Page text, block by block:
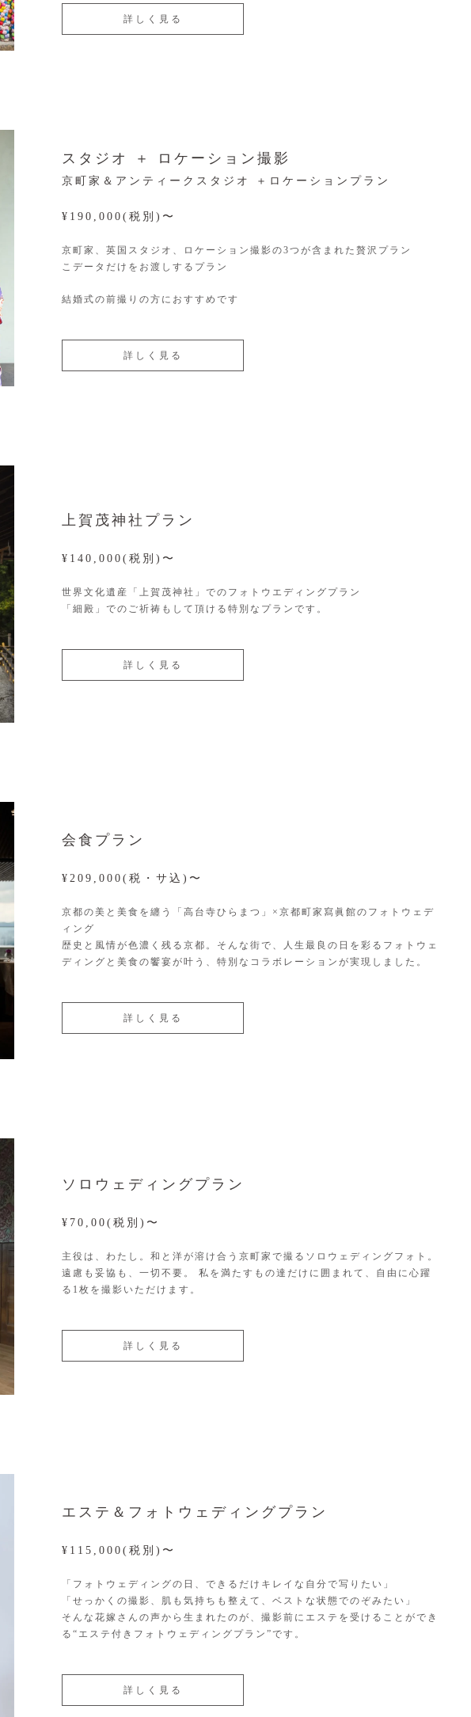
詳しく見る
スタジオ ＋ ロケーション撮影
京町家＆アンティークスタジオ ＋ロケーションプラン
¥190,000(税別)〜
京町家、英国スタジオ、ロケーション撮影の3つが含まれた贅沢プラン
こデータだけをお渡しするプラン
結婚式の前撮りの方におすすめです
詳しく見る
上賀茂神社プラン
¥140,000(税別)〜
世界文化遺産「上賀茂神社」でのフォトウエディングプラン
「細殿」でのご祈祷もして頂ける特別なプランです。
詳しく見る
会食プラン
¥209,000(税・サ込)〜
京都の美と美食を纏う「高台寺ひらまつ」×京都町家寫眞館のフォトウェデ
ィング
歴史と風情が色濃く残る京都。そんな街で、人生最良の日を彩るフォトウェ
ディングと美食の饗宴が叶う、特別なコラボレーションが実現しました。
詳しく見る
ソロウェディングプラン
¥70,00(税別)〜
主役は、わたし。和と洋が溶け合う京町家で撮るソロウェディングフォト。
遠慮も妥協も、一切不要。 私を満たすもの達だけに囲まれて、自由に心躍
る1枚を撮影いただけます。
詳しく見る
エステ＆フォトウェディングプラン
¥115,000(税別)〜
「フォトウェディングの日、できるだけキレイな自分で写りたい」
「せっかくの撮影、肌も気持ちも整えて、ベストな状態でのぞみたい」
そんな花嫁さんの声から生まれたのが、撮影前にエステを受けることができ
る“エステ付きフォトウェディングプラン”です。
詳しく見る